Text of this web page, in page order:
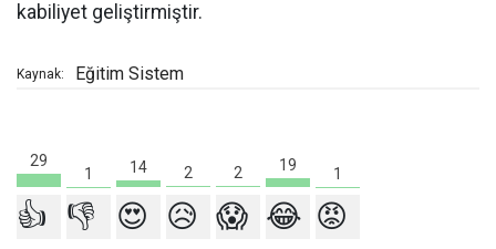
kabiliyet geliştirmiştir.
Kaynak: Eğitim Sistem
29
1 14 2 2 19 1
👍 👎 😍 😥 😱 😂 😡